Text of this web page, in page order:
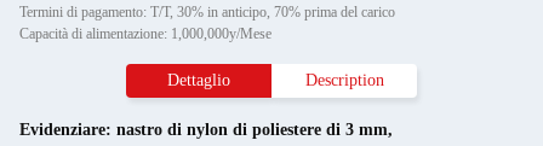
Termini di pagamento: T/T, 30% in anticipo, 70% prima del carico
Capacità di alimentazione: 1,000,000y/Mese
Dettaglio Description
Evidenziare: nastro di nylon di poliestere di 3 mm,